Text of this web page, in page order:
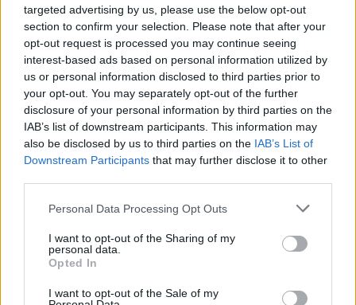
targeted advertising by us, please use the below opt-out
section to confirm your selection. Please note that after your
opt-out request is processed you may continue seeing
interest-based ads based on personal information utilized by
us or personal information disclosed to third parties prior to
your opt-out. You may separately opt-out of the further
disclosure of your personal information by third parties on the
IAB’s list of downstream participants. This information may
also be disclosed by us to third parties on the IAB’s List of
Downstream Participants that may further disclose it to other
Personal Data Processing Opt Outs
I want to opt-out of the Sharing of my
personal data.
Opted In
I want to opt-out of the Sale of my
Azoknak, akik nem az elektronikus út mellett döntenek, a kitöltött
felsőoktatási pótfelvételi jelentkezési lapot kell beküldeniük az
Oktatási Hivatal postacímére. A pótfelvételihez külön jelentkezési
lap készült, korábbi eljárások jelentkezési lapjai nem használhatók.
A pótfelvételi jelentkezési lap térítésmentesen beszerezhető az
Educatio Társadalmi Szolgáltató Nonprofit Kft. ügyfélszolgálatán
(1122 Budapest, Maros utca 19-21.), az Oktatási Hivatal
ügyfélszolgálatán (1055 Budapest, Szalay utca 10-14.), valamint a
képzés(eke)t meghirdető felsőoktatási intézményeknél.
Amennyiben a felsőoktatási intézmények alkalmassági, gyakorlati
vizsgát vagy - elsősorban mesterképzésekben - felvételi vizsgát írnak
időpontját is. Az idő rövidsége miatt a vizsgára külön behívó levelet
A ponthatárokat előreláthatólag augusztus 29-én hirdetik ki, ekkor
dől el, ki került be az általa megjelölt képzésre. A felvettek a felvételi
felsőoktatási intézményektől kapják meg.